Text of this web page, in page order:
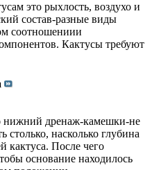
это рыхлость, воздухо и
состав-разные виды
соотношениии
Кактусы требуют
нижний дренаж-камешки-не
столько, насколько глубина
кактуса. После чего
основание находилось